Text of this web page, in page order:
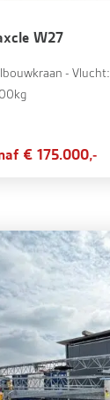
W27
-
€ 175.000,-